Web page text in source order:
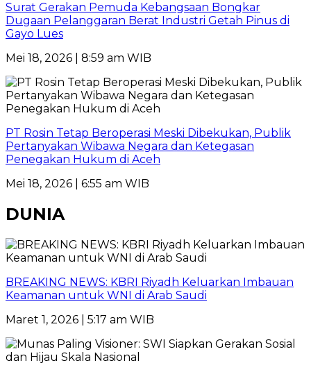
Surat Gerakan Pemuda Kebangsaan Bongkar
Dugaan Pelanggaran Berat Industri Getah Pinus di
Gayo Lues
Mei 18, 2026 | 8:59 am WIB
PT Rosin Tetap Beroperasi Meski Dibekukan, Publik
Pertanyakan Wibawa Negara dan Ketegasan
Penegakan Hukum di Aceh
Mei 18, 2026 | 6:55 am WIB
DUNIA
BREAKING NEWS: KBRI Riyadh Keluarkan Imbauan
Keamanan untuk WNI di Arab Saudi
Maret 1, 2026 | 5:17 am WIB